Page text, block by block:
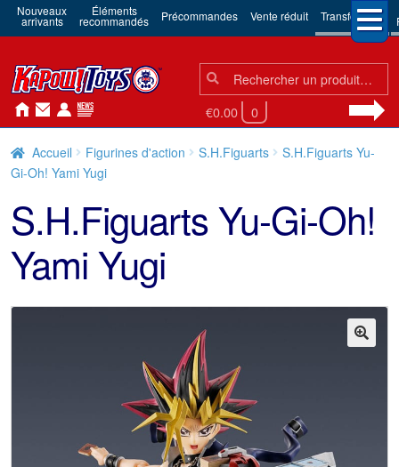
Nouveaux
arrivants
Éléments
recommandés Précommandes Vente réduit Transformers
Chercher:
Chercher
€0.00 0
Accueil Figurines d'action S.H.Figuarts
S.H.Figuarts Yu-
Gi-Oh! Yami Yugi
S.H.Figuarts Yu-Gi-Oh!
Yami Yugi